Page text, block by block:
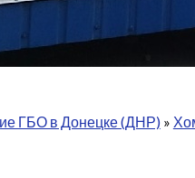
ГБО в Донецке (ДНР)»